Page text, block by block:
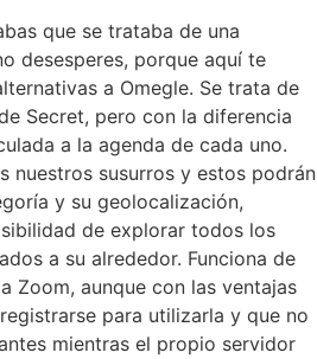
que se trataba de una
desesperes, porque aquí te
a Omegle. Se trata de
Secret, pero con la diferencia
a la agenda de cada uno.
nuestros susurros y estos podrán
y su geolocalización,
de explorar todos los
a su alrededor. Funciona de
Zoom, aunque con las ventajas
para utilizarla y que no
mientras el propio servidor